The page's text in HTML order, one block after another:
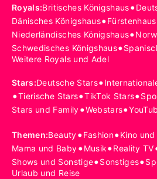
Royals:Britisches Königshaus•
Dänisches Königshaus•
Niederländisches Königshaus•
Schwedisches Königshaus•
Weitere Royals und Adel
Stars:Deutsche Stars•
•Tierische Stars•TikTok Stars•
Stars und Family•Webstars•
Themen:Beauty•Fashion•Kino und
Mama und Baby•Musik•Reality TV
Shows und Sonstige•Sonstiges•
Urlaub und Reise